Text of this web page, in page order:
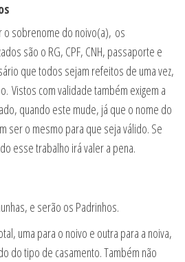
o sobrenome do noivo(a), os
são o RG, CPF, CNH, passaporte e
que todos sejam refeitos de uma vez,
Vistos com validade também exigem a
quando este mude, já que o nome do
ser o mesmo para que seja válido. Se
esse trabalho irá valer a pena.
e serão os Padrinhos.
uma para o noivo e outra para a noiva,
do tipo de casamento. Também não